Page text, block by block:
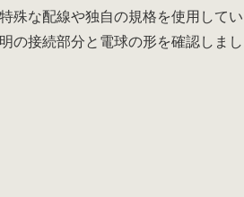
殊な配線や独自の規格を使用してい
の接続部分と電球の形を確認しまし